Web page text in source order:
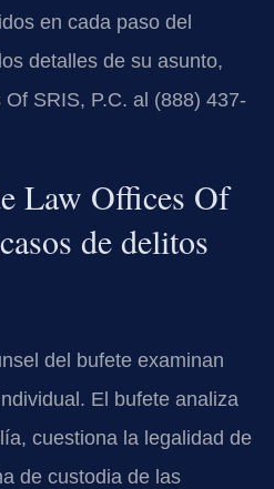
en cada paso del
detalles de su asunto,
SRIS, P.C. al (888) 437-
Law Offices Of
de delitos
del bufete examinan
El bufete analiza
cuestiona la legalidad de
de custodia de las